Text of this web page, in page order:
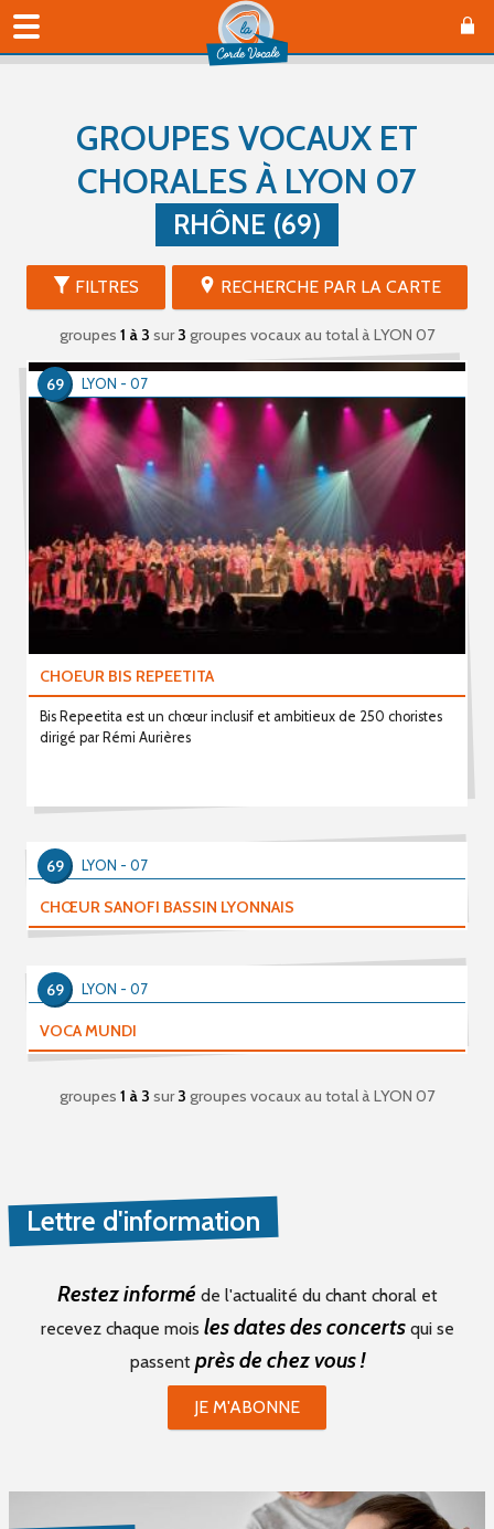
GROUPES VOCAUX ET
CHORALES À LYON 07
RHÔNE (69)
FILTRES RECHERCHE PAR LA CARTE
groupes 1 à 3 sur3 groupes vocaux au totalà LYON 07
CHOEUR BIS REPEETITA
Bis Repeetita est un chœur inclusif et ambitieux de 250 choristes
dirigé par Rémi Aurières
LYON - 07
69
CHŒUR SANOFI BASSIN LYONNAIS
LYON - 07
69
VOCA MUNDI
LYON - 07
69
groupes 1 à 3 sur3 groupes vocaux au totalà LYON 07
Lettre d'information
Restez informé de l'actualité du chant choral et
recevez chaque mois les dates des concertsqui se
passent près de chez vous !
JE M'ABONNE